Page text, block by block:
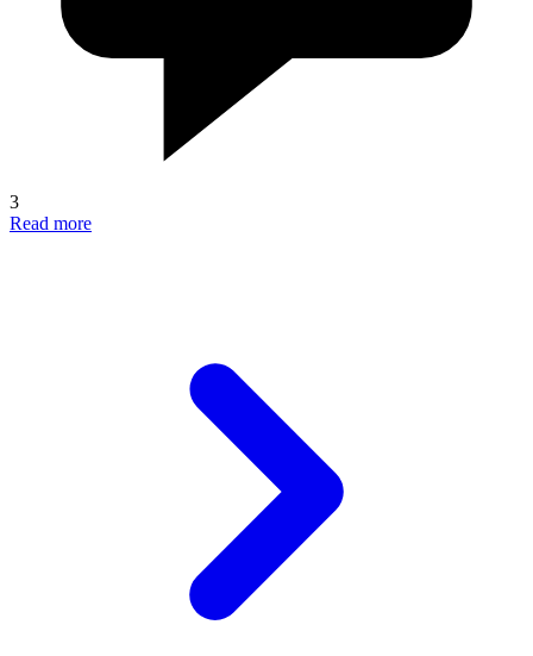
3
Read more